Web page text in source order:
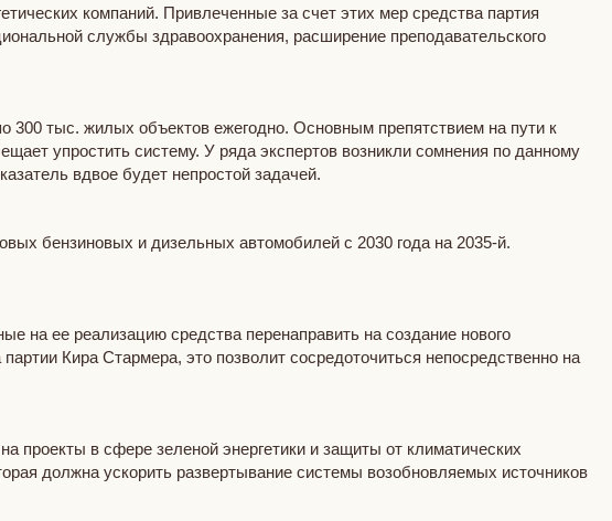
компаний. Привлеченные за счет этих мер средства партия
службы здравоохранения, расширение преподавательского
300 тыс. жилых объектов ежегодно. Основным препятствием на пути к
упростить систему. У ряда экспертов возникли сомнения по данному
вдвое будет непростой задачей.
бензиновых и дизельных автомобилей с 2030 года на 2035-й.
на ее реализацию средства перенаправить на создание нового
Кира Стармера, это позволит сосредоточиться непосредственно на
в сфере зеленой энергетики и защиты от климатических
должна ускорить развертывание системы возобновляемых источников